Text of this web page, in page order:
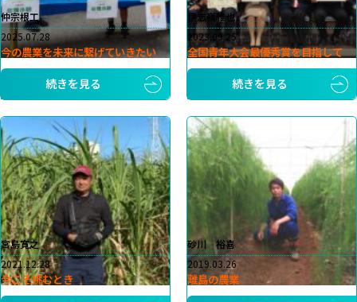
仲宗根工
2025.07.28
今の農業を未来に繋げていきたい
続きを見る
伊志嶺雅也
2023.09.25
全国青年大会最優秀賞を目指して
続きを見る
宮島寛之
2021.12.28
今こそ挑むとき
砂川 裕喜
2019.03.26
離島の農業